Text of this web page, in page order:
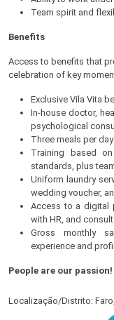
Team spirit and
Benefits
Access to benefits that
celebration of key
Exclusive Vila Vita
In-house doctor,
psychological
Three meals per
Training based
standards, plus
Uniform laundry
wedding voucher,
Access to a digital
with HR, and
Gross monthly
experience and
People are our passion!
Localização/Distrito: